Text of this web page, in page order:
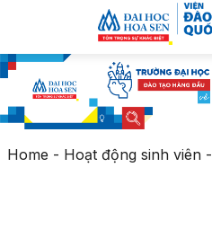
Home - Hoạt động sinh viên-